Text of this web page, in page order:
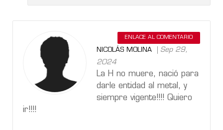
ENLACE AL COMENTARIO
NICOLÁS MOLINA
Sep 29,
2024
La H no muere, nació para
darle entidad al metal, y
siempre vigente!!!! Quiero
ir!!!!